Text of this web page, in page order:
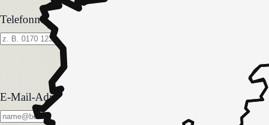
Telefonnummer
E-Mail-Adresse